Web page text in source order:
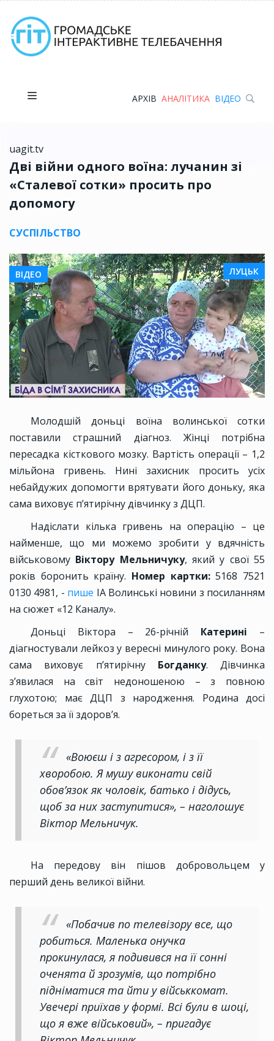
АРХІВ АНАЛІТИКА ВІДЕО
uagit.tv
Дві війни одного воїна: лучанин зі
«Сталевої сотки» просить про
допомогу
СУСПІЛЬСТВО
ВІДЕО ЛУЦЬК
Молодшій доньці воїна волинської сотки
поставили страшний діагноз. Жінці потрібна
пересадка кісткового мозку. Вартість операції – 1,2
мільйона гривень. Нині захисник просить усіх
небайдужих допомогти врятувати його доньку, яка
сама виховує п’ятирічну дівчинку з ДЦП.
Надіслати кілька гривень на операцію – це
найменше, що ми можемо зробити у вдячність
військовому Віктору Мельничуку, який у свої 55
років боронить країну. Номер картки:5168 7521
0130 4981, - пише ІА Волинські новини з посиланням
на сюжет «12 Каналу».
Доньці Віктора – 26-річній Катерині –
діагностували лейкоз у вересні минулого року. Вона
сама виховує п’ятирічну Богданку. Дівчинка
з’явилася на світ недоношеною – з повною
глухотою; має ДЦП з народження. Родина досі
бореться за її здоров’я.
«Воюєш і з агресором, і з її
хворобою. Я мушу виконати свій
обов’язок як чоловік, батько і дідусь,
щоб за них заступитися», – наголошує
Віктор Мельничук.
На передову він пішов добровольцем у
перший день великої війни.
«Побачив по телевізору все, що
робиться. Маленька онучка
прокинулася, я подивився на її сонні
оченята й зрозумів, що потрібно
підніматися та йти у військкомат.
Увечері приїхав у формі. Всі були в шоці,
що я вже військовий», – пригадує